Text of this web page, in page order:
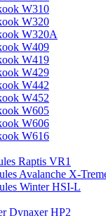
W310
W320
W320A
W409
W419
W429
W442
W452
W605
W606
W616
Raptis VR1
Avalanche X-
Winter HSI-L
Dynaxer HP2